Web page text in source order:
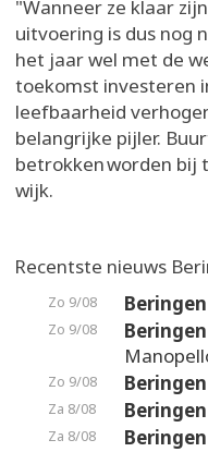
"Wanneer ze klaar
uitvoering is dus nog
het jaar wel met de
toekomst investeren
leefbaarheid
belangrijke pijler.
betrokken worden bij
wijk.
Recentste nieuws
Zo 9/08 Beringen
Zo 9/08 Beringen
Zo 9/08 Beringen
Za 8/08 Beringen
Za 8/08 Beringen